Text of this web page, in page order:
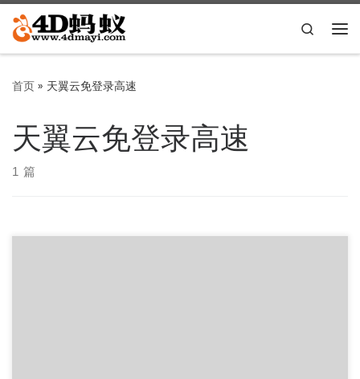
Skip to content
Search
首页» 天翼云免登录高速
天翼云免登录高速
1 篇